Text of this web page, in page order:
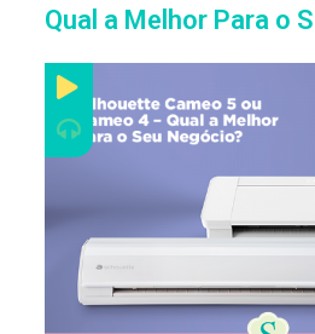
Qual a Melhor Para o